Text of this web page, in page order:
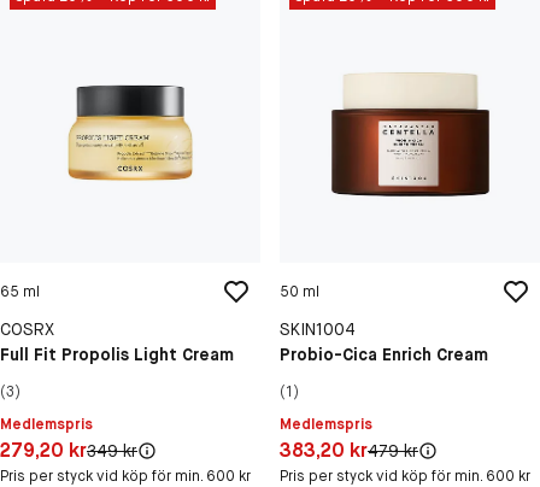
65 ml
COSRX
Full Fit Propolis Light Cream
(3)
Medlemspris
Pris: 279,20 kr
279,20 krOriginal pris:
349 kr
Pris per styck vid köp för min. 600 kr
50 ml
SKIN1004
Probio-Cica Enrich Cream
(1)
Medlemspris
Pris: 383,20 kr
383,20 krOriginal pris:
479 kr
Pris per styck vid köp för min. 600 kr